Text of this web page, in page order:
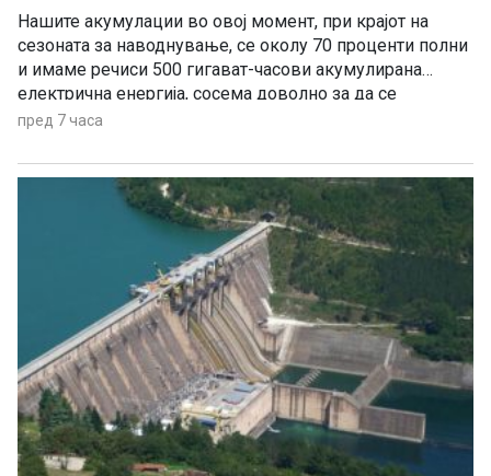
Нашите акумулации во овој момент, при крајот на
сезоната за наводнување, се околу 70 проценти полни
и имаме речиси 500 гигават-часови акумулирана
електрична енергија, сосема доволно за да се
чувствуваме безбедни, комотни и да немаме
индустријата. И нема да правиме панични прес-
конференции, вели премиерот Христијан Мицкоски.
пред 7 часа